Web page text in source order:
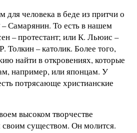
для человека в беде из притчи о
Самарянин. То есть в нашем
– протестант; или К. Льюис –
Толкин – католик. Более того,
найти в откровениях, которые
например, или японцам. У
потрясающе христианские
высоком творчестве
существом. Он молится.